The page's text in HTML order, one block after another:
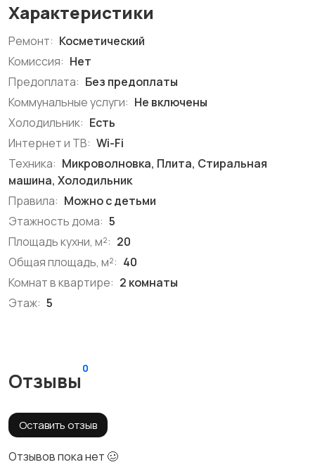
Характеристики
Ремонт: Косметический
Комиссия: Нет
Предоплата: Без предоплаты
Коммунальные услуги: Не включены
Холодильник: Есть
Интернет и ТВ: Wi-Fi
Техника: Микроволновка, Плита, Стиральная
машина, Холодильник
Правила: Можно с детьми
Этажность дома: 5
Площадь кухни, м²: 20
Общая площадь, м²: 40
Комнат в квартире: 2 комнаты
Этаж: 5
Отзывы
0
Оставить отзыв
Отзывов пока нет 🥴